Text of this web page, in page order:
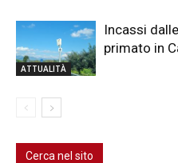
ATTUALITÀ
Incassi
primato in
Cerca nel sito